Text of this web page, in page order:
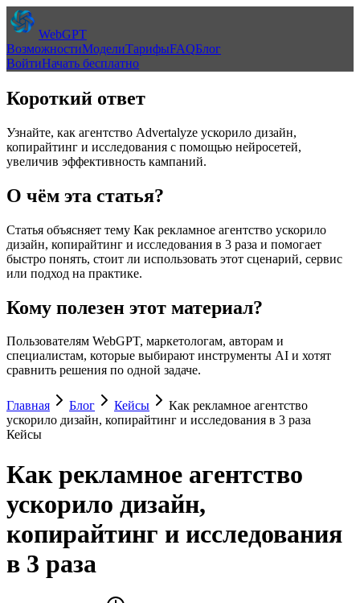
WebGPT
ВозможностиМоделиТарифыFAQБлог
ВойтиНачать бесплатно
Короткий ответ
Узнайте, как агентство Advertalyze ускорило дизайн,
копирайтинг и исследования с помощью нейросетей,
увеличив эффективность кампаний.
О чём эта статья?
Статья объясняет тему Как рекламное агентство ускорило
дизайн, копирайтинг и исследования в 3 раза и помогает
быстро понять, стоит ли использовать этот сценарий, сервис
или подход на практике.
Кому полезен этот материал?
Пользователям WebGPT, маркетологам, авторам и
специалистам, которые выбирают инструменты AI и хотят
сравнить решения по одной задаче.
Главная Блог Кейсы
Как рекламное агентство
ускорило дизайн, копирайтинг и исследования в 3 раза
Кейсы
Как рекламное агентство
ускорило дизайн,
копирайтинг и исследования
в 3 раза